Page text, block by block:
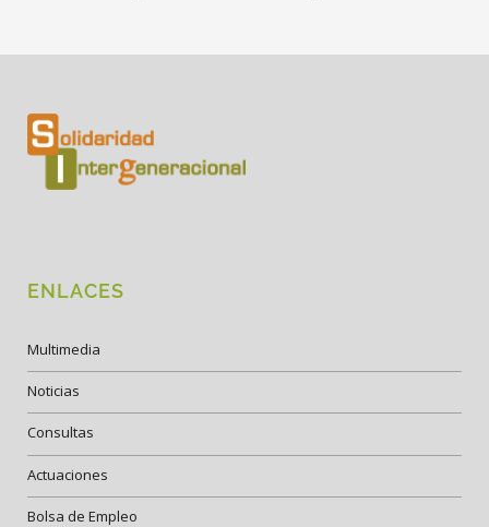
ENLACES
Multimedia
Noticias
Consultas
Actuaciones
Bolsa de Empleo